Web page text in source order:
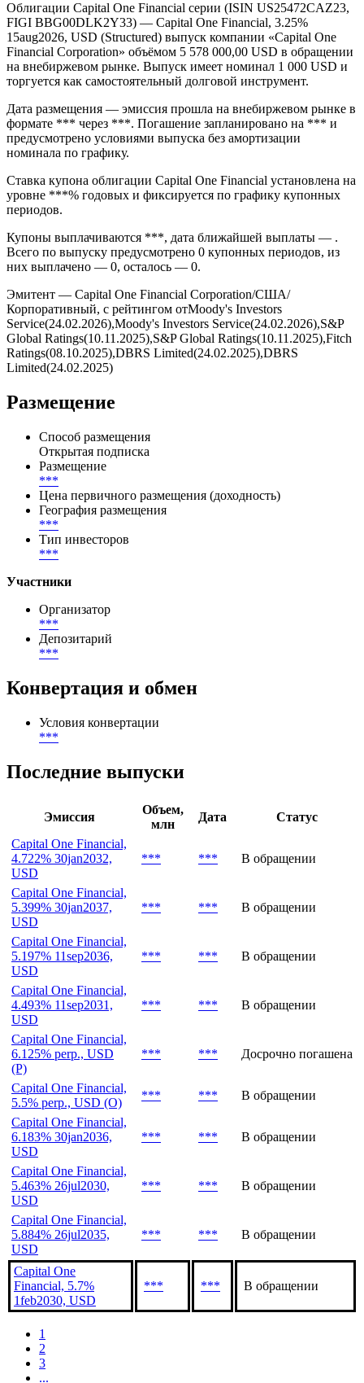
Облигации Capital One Financial серии (ISIN US25472CAZ23,
FIGI BBG00DLK2Y33) — Capital One Financial, 3.25%
15aug2026, USD (Structured) выпуск компании «Capital One
Financial Corporation» объёмом 5 578 000,00 USD в обращении
на внебиржевом рынке. Выпуск имеет номинал 1 000 USD и
торгуется как самостоятельный долговой инструмент.
Дата размещения — эмиссия прошла на внебиржевом рынке в
формате *** через ***. Погашение запланировано на *** и
предусмотрено условиями выпуска без амортизации
номинала по графику.
Ставка купона облигации Capital One Financial установлена на
уровне ***% годовых и фиксируется по графику купонных
периодов.
Купоны выплачиваются ***, дата ближайшей выплаты — .
Всего по выпуску предусмотрено 0 купонных периодов, из
них выплачено — 0, осталось — 0.
Эмитент — Capital One Financial Corporation/США/
Корпоративный, с рейтингом отMoody's Investors
Service(24.02.2026),Moody's Investors Service(24.02.2026),S&P
Global Ratings(10.11.2025),S&P Global Ratings(10.11.2025),Fitch
Ratings(08.10.2025),DBRS Limited(24.02.2025),DBRS
Limited(24.02.2025)
Размещение
Способ размещения
Открытая подписка
Размещение
***
Цена первичного размещения (доходность)
География размещения
***
Тип инвесторов
***
Участники
Организатор
***
Депозитарий
***
Конвертация и обмен
Условия конвертации
***
Последние выпуски
Эмиссия
Объем,
млн
Дата
Статус
Capital One Financial,
4.722% 30jan2032,
USD
*** *** В обращении
Capital One Financial,
5.399% 30jan2037,
USD
*** *** В обращении
Capital One Financial,
5.197% 11sep2036,
USD
*** *** В обращении
Capital One Financial,
4.493% 11sep2031,
USD
*** *** В обращении
Capital One Financial,
6.125% perp., USD
(P)
*** *** Досрочно погашена
Capital One Financial,
5.5% perp., USD (O)
*** ***
В обращении
Capital One Financial,
6.183% 30jan2036,
USD
*** *** В обращении
Capital One Financial,
5.463% 26jul2030,
USD
*** *** В обращении
Capital One Financial,
5.884% 26jul2035,
USD
*** *** В обращении
Capital One
Financial, 5.7%
1feb2030, USD
*** *** В обращении
1
2
3
...